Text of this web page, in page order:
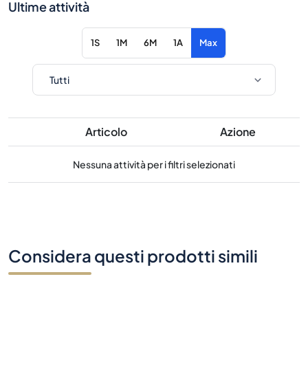
Ultime attività
1S 1M 6M 1A Max
Articolo Azione
Nessuna attività per i filtri selezionati
Considera questi prodotti simili